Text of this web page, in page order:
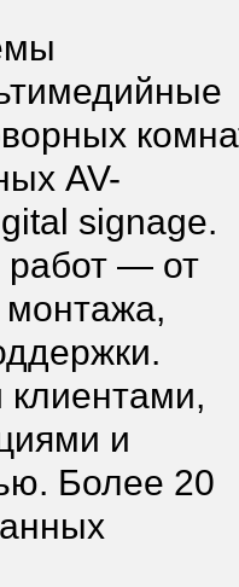
AV-
signage.
работ — от
монтажа,
и
Более 20